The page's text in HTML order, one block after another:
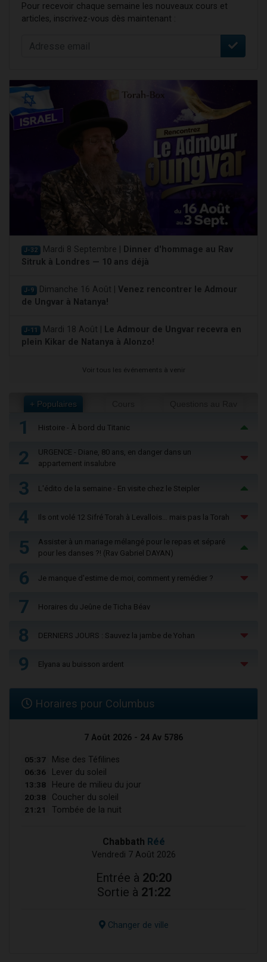
Pour recevoir chaque semaine les nouveaux cours et
articles, inscrivez-vous dès maintenant :
J-32 Mardi 8 Septembre |
Dinner d'hommage au Rav
Sitruk à Londres — 10 ans déjà
J-9 Dimanche 16 Août | Venez rencontrer le Admour
de Ungvar à Natanya!
J-11 Mardi 18 Août |
Le Admour de Ungvar recevra en
plein Kikar de Natanya à Alonzo!
Voir tous les événements à venir
+ Populaires
1 Histoire - À bord du Titanic
2
URGENCE - Diane, 80 ans, en danger dans un
appartement insalubre
3 L'édito de la semaine - En visite chez le Steipler
4 Ils ont volé 12 Sifré Torah à Levallois… mais pas la Torah
5
Assister à un mariage mélangé pour le repas et séparé
pour les danses ?! (Rav Gabriel DAYAN)
6 Je manque d'estime de moi, comment y remédier ?
7 Horaires du Jeûne de Ticha Béav
8 DERNIERS JOURS : Sauvez la jambe de Yohan
9 Elyana au buisson ardent
Horaires pour Columbus
7 Août 2026 - 24 Av 5786
05:37 Mise des Téfilines
06:36 Lever du soleil
13:38 Heure de milieu du jour
20:38 Coucher du soleil
21:21 Tombée de la nuit
Chabbath Réé
Vendredi 7 Août 2026
Entrée à 20:20
Sortie à 21:22
Changer de ville